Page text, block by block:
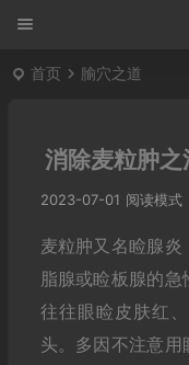
首页 腧穴之道
消除麦粒肿
2023-07-01 阅读模式
麦粒肿又名睑腺
脂腺或睑板腺的急
往往眼睑皮肤红
头。多因不注意